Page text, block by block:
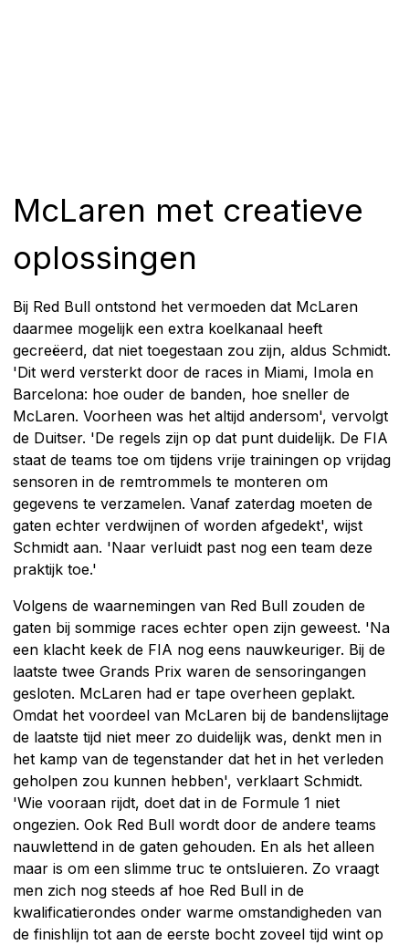
McLaren met creatieve
oplossingen
Bij Red Bull ontstond het vermoeden dat McLaren
daarmee mogelijk een extra koelkanaal heeft
gecreëerd, dat niet toegestaan zou zijn, aldus Schmidt.
'Dit werd versterkt door de races in Miami, Imola en
Barcelona: hoe ouder de banden, hoe sneller de
McLaren. Voorheen was het altijd andersom', vervolgt
de Duitser. 'De regels zijn op dat punt duidelijk. De FIA
staat de teams toe om tijdens vrije trainingen op vrijdag
sensoren in de remtrommels te monteren om
gegevens te verzamelen. Vanaf zaterdag moeten de
gaten echter verdwijnen of worden afgedekt', wijst
Schmidt aan. 'Naar verluidt past nog een team deze
praktijk toe.'
Volgens de waarnemingen van Red Bull zouden de
gaten bij sommige races echter open zijn geweest. 'Na
een klacht keek de FIA nog eens nauwkeuriger. Bij de
laatste twee Grands Prix waren de sensoringangen
gesloten. McLaren had er tape overheen geplakt.
Omdat het voordeel van McLaren bij de bandenslijtage
de laatste tijd niet meer zo duidelijk was, denkt men in
het kamp van de tegenstander dat het in het verleden
geholpen zou kunnen hebben', verklaart Schmidt.
'Wie vooraan rijdt, doet dat in de Formule 1 niet
ongezien. Ook Red Bull wordt door de andere teams
nauwlettend in de gaten gehouden. En als het alleen
maar is om een slimme truc te ontsluieren. Zo vraagt
men zich nog steeds af hoe Red Bull in de
kwalificatierondes onder warme omstandigheden van
de finishlijn tot aan de eerste bocht zoveel tijd wint op